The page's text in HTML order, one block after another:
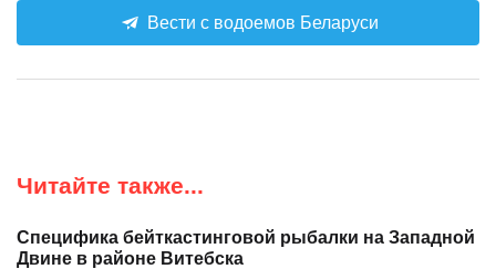
Вести с водоемов Беларуси
Читайте также...
Специфика бейткастинговой рыбалки на Западной
Двине в районе Витебска